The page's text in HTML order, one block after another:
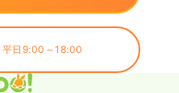
平日9:00～18:00